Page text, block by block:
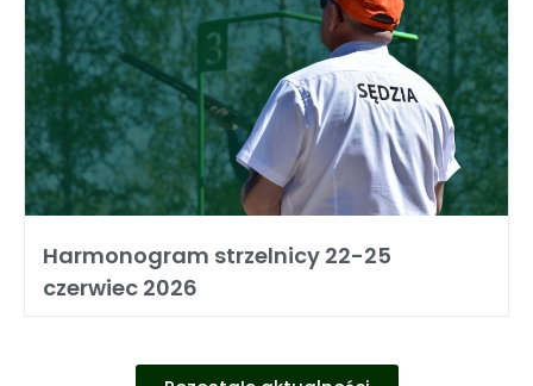
Harmonogram strzelnicy 22-25
czerwiec 2026